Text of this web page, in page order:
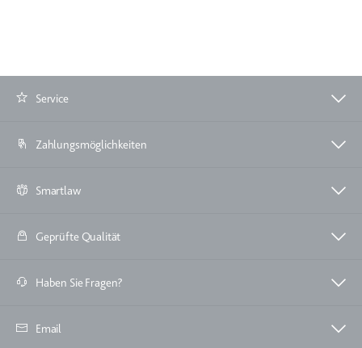
Service
Zahlungsmöglichkeiten
Smartlaw
Geprüfte Qualität
Haben Sie Fragen?
Email